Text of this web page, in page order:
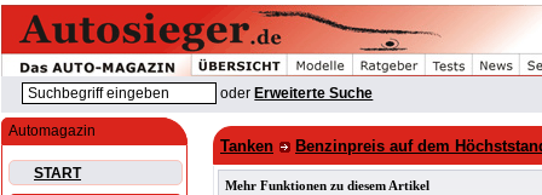
oder Erweiterte Suche
Automagazin
START
Tanken Benzinpreis auf dem
Mehr Funktionen zu diesem Artikel